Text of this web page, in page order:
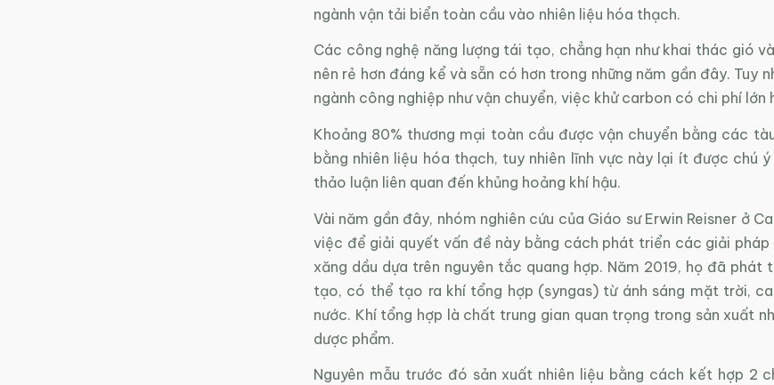
ngành vận tải biển toàn cầu vào nhiên liệu hóa thạch.
Các công nghệ năng lượng tái tạo, chẳng hạn như khai thác gió
nên rẻ hơn đáng kể và sẵn có hơn trong những năm gần đây. Tuy
ngành công nghiệp như vận chuyển, việc khử carbon có chi phí lớn
Khoảng 80% thương mại toàn cầu được vận chuyển bằng các
bằng nhiên liệu hóa thạch, tuy nhiên lĩnh vực này lại ít được chú
thảo luận liên quan đến khủng hoảng khí hậu.
Vài năm gần đây, nhóm nghiên cứu của Giáo sư Erwin Reisner ở
việc để giải quyết vấn đề này bằng cách phát triển các giải pháp
xăng dầu dựa trên nguyên tắc quang hợp. Năm 2019, họ đã phát
tạo, có thể tạo ra khí tổng hợp (syngas) từ ánh sáng mặt trời,
nước. Khí tổng hợp là chất trung gian quan trọng trong sản xuất
dược phẩm.
Nguyên mẫu trước đó sản xuất nhiên liệu bằng cách kết hợp 2